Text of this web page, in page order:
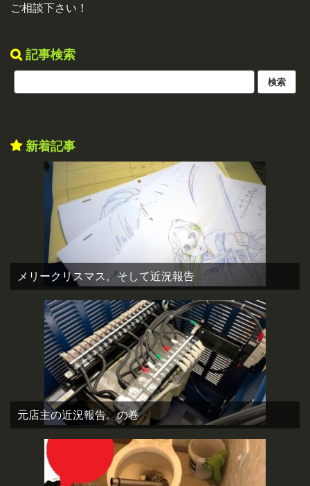
ご相談下さい！
記事検索
新着記事
メリークリスマス。そして近況報告
元店主の近況報告。の巻